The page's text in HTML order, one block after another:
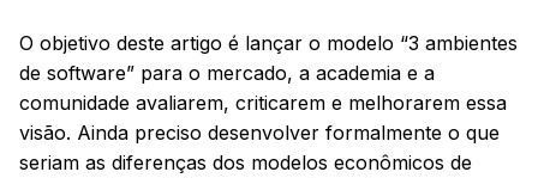
O objetivo deste artigo é lançar o modelo “3 ambientes
de software” para o mercado, a academia e a
comunidade avaliarem, criticarem e melhorarem essa
visão. Ainda preciso desenvolver formalmente o que
seriam as diferenças dos modelos econômicos de